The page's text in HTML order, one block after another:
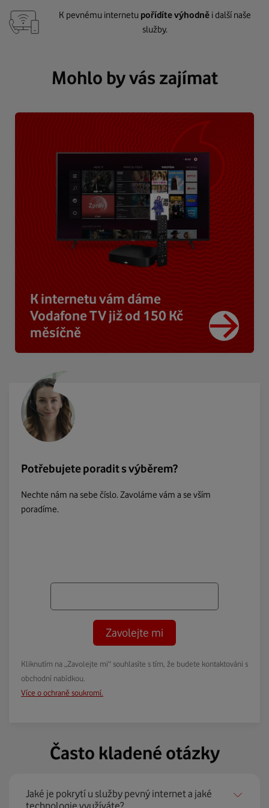
K pevnému internetu pořídíte výhodně i další naše
služby.
Mohlo by vás zajímat
K internetu vám dáme
Vodafone TV již od 150 Kč
měsíčně
Potřebujete poradit s výběrem?
Nechte nám na sebe číslo. Zavoláme vám a se vším
poradíme.
Zavolejte mi
Kliknutím na „Zavolejte mi“ souhlasíte s tím, že budete kontaktováni s
obchodní nabídkou.
Více o ochraně soukromí.
Často kladené otázky
Jaké je pokrytí u služby pevný internet a jaké
technologie využíváte?